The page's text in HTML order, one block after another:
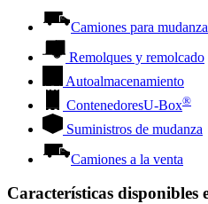
Camiones para mudanza
Remolques y remolcado
Autoalmacenamiento
ContenedoresU-Box®
Suministros de mudanza
Camiones a la venta
Características disponibles